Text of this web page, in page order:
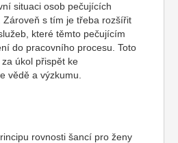
situaci osob pečujících
Zároveň s tím je třeba rozšířit
které těmto pečujícím
do pracovního procesu. Toto
úkol přispět ke
vědě a výzkumu.
rovnosti šancí pro ženy